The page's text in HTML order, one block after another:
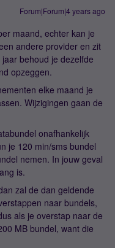
Forum|Forum|4 years ago
maand, echter kan je
andere provider en zit
behoud je dezelfde
opzeggen.
elke maand je
Wijzigingen gaan de
onafhankelijk
je 120 min/sms bundel
nemen. In jouw geval
is.
zal de dan geldende
naar bundels,
als je overstap naar de
MB bundel, want die